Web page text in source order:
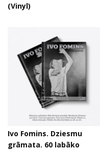
(Vinyl)
Ivo Fomins. Dziesmu
grāmata. 60 labāko